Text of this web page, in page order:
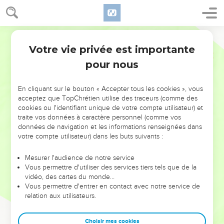
NE MANQUEZ PAS L’ÉVÉNEMENT
DE L’ANNÉE !
ET SI LEURS ERREURS POUVAIENT VOUS ÉVITER LES
VOTRES ?
leur foi ou leur vision. Mais on voit moins les doutes, les erreurs
et les saisons difficiles qu'ils ont traversés, alors même que ce
sont elles qui les ont façonnés.
Dans cette conférence, leaders, entrepreneurs, et responsables
clés pour avancer avec plus de sagesse afin que leurs erreurs
Votre vie privée est importante
pour nous
En cliquant sur le bouton « Accepter tous les cookies », vous
acceptez que TopChrétien utilise des traceurs (comme des
cookies ou l'identifiant unique de votre compte utilisateur) et
traite vos données à caractère personnel (comme vos
données de navigation et les informations renseignées dans
votre compte utilisateur) dans les buts suivants :
Mesurer l'audience de notre service
Vous permettre d'utiliser des services tiers tels que de la
vidéo, des cartes du monde…
Vous permettre d'entrer en contact avec notre service de
relation aux utilisateurs.
Choisir mes cookies